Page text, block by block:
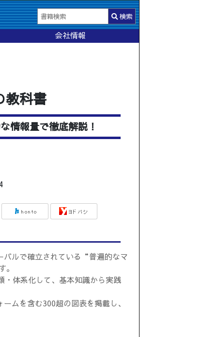
検索
会社情報
教科書
情報量で徹底解説！
バルで確立されている“普遍的なマ
・体系化して、基本知識から実践
ムを含む300超の図表を掲載し、